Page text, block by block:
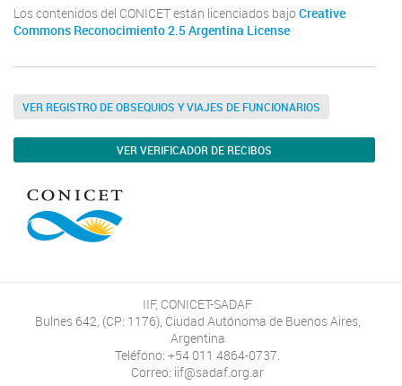
Los contenidos del CONICET están licenciados bajo Creative
Commons Reconocimiento 2.5 Argentina License
VER REGISTRO DE OBSEQUIOS Y VIAJES DE FUNCIONARIOS
VER VERIFICADOR DE RECIBOS
IIF, CONICET-SADAF
Bulnes 642, (CP: 1176), Ciudad Autónoma de Buenos Aires,
Argentina
Teléfono: +54 011 4864-0737.
Correo: iif@sadaf.org.ar